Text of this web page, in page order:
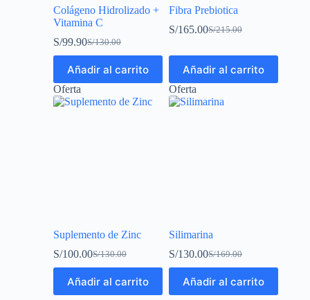
Colágeno Hidrolizado +
Vitamina C
S/130.00
S/99.90
Añadir al carrito
Fibra Prebiotica
S/215.00
S/165.00
Añadir al carrito
Oferta
Suplemento de Zinc
S/130.00
S/100.00
Añadir al carrito
Oferta
Silimarina
S/169.00
S/130.00
Añadir al carrito